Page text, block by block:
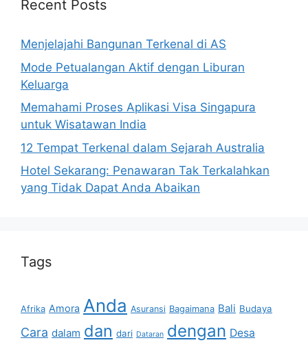
Recent Posts
Menjelajahi Bangunan Terkenal di AS
Mode Petualangan Aktif dengan Liburan
Keluarga
Memahami Proses Aplikasi Visa Singapura
untuk Wisatawan India
12 Tempat Terkenal dalam Sejarah Australia
Hotel Sekarang: Penawaran Tak Terkalahkan
yang Tidak Dapat Anda Abaikan
Tags
Afrika Amora Anda Asuransi Bagaimana Bali Budaya
Cara dalam dan dari Dataran dengan Desa